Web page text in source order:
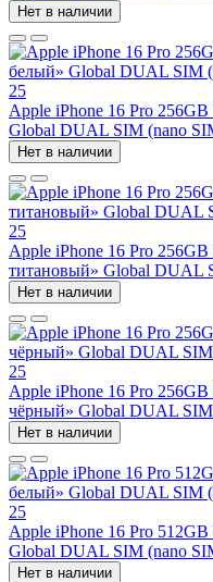
Нет в наличии
25
Apple iPhone 16 Pro
Global DUAL SIM (nano
Нет в наличии
25
Apple iPhone 16 Pro
титановый» Global DUAL
Нет в наличии
25
Apple iPhone 16 Pro
чёрный» Global DUAL
Нет в наличии
25
Apple iPhone 16 Pro
Global DUAL SIM (nano
Нет в наличии